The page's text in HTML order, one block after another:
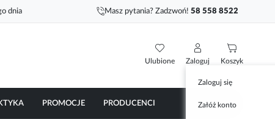
dnia Masz pytania? Zadzwoń! 58 558 8522
Ulubione
Zaloguj
Zaloguj się
Załóż konto
Koszyk
PROMOCJE PRODUCENCI